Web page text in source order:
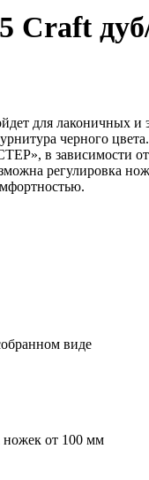
Craft
для лаконичных
черного
в зависимости
регулировка
виде
ножек от 100 мм